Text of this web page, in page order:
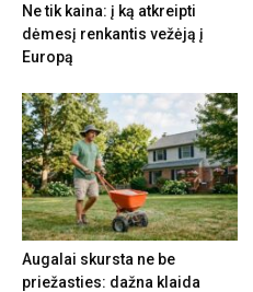
Ne tik kaina: į ką atkreipti
dėmesį renkantis vežėją į
Europą
Augalai skursta ne be
priežasties: dažna klaida